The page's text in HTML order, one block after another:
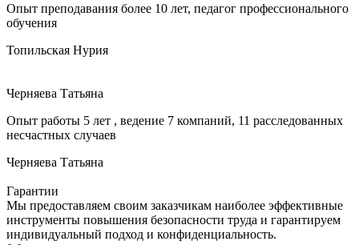
Опыт преподавания более 10 лет, педагог профессионального
обучения
Топильская Нурия
Черняева Татьяна
Опыт работы 5 лет , ведение 7 компаний, 11 расследованных
несчастных случаев
Черняева Татьяна
Гарантии
Мы предоставляем своим заказчикам наиболее эффективные
инструменты повышения безопасности труда и гарантируем
индивидуальный подход и конфиденциальность.